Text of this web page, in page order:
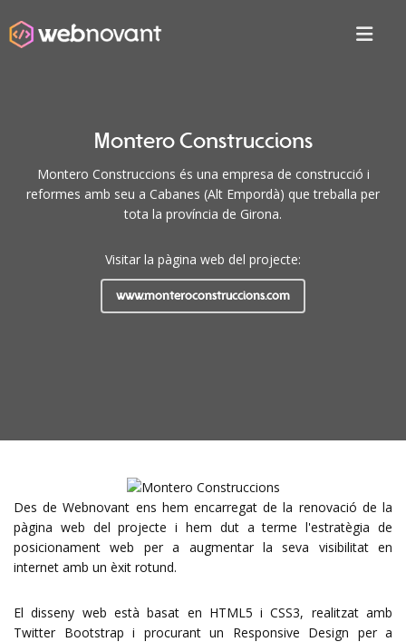
Montero Construccions
Montero Construccions és una empresa de construcció i
reformes amb seu a Cabanes (Alt Empordà) que treballa per
tota la província de Girona.
Visitar la pàgina web del projecte:
www.monteroconstruccions.com
Des de Webnovant ens hem encarregat de la renovació de la
pàgina web del projecte i hem dut a terme l'estratègia de
posicionament web per a augmentar la seva visibilitat en
internet amb un èxit rotund.
El disseny web està basat en HTML5 i CSS3, realitzat amb
Twitter Bootstrap i procurant un Responsive Design per a